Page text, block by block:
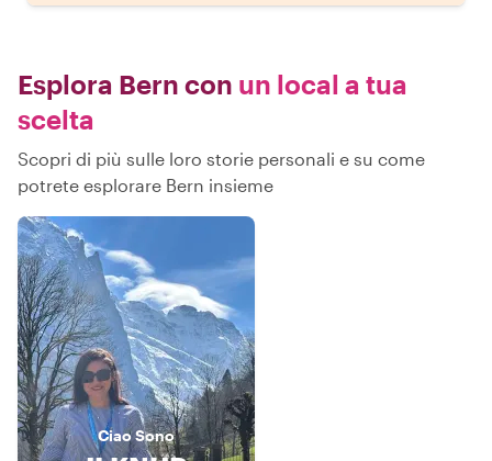
Esplora Bern con un local a tua
scelta
Scopri di più sulle loro storie personali e su come
potrete esplorare Bern insieme
CiaoSono